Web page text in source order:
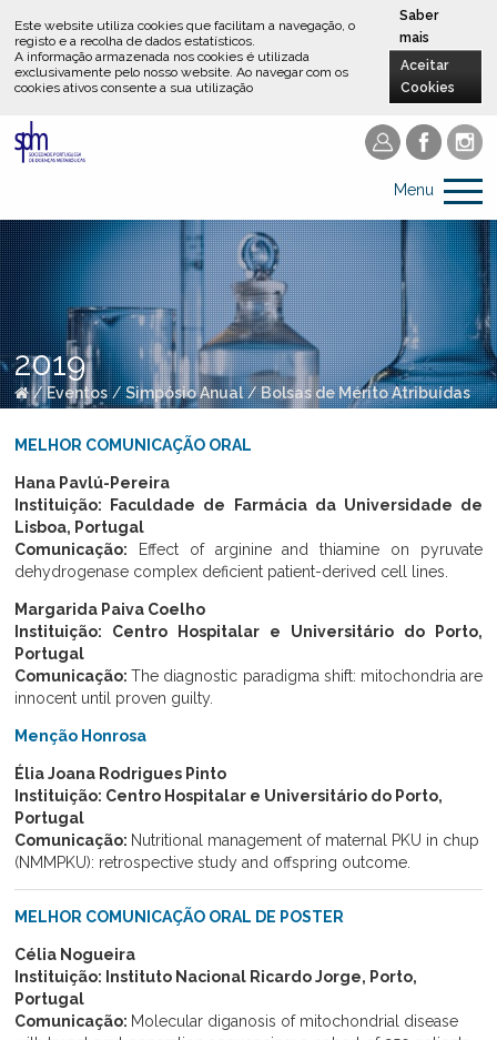
Este website utiliza cookies que facilitam a navegação, o
registo e a recolha de dados estatísticos.
A informação armazenada nos cookies é utilizada
exclusivamente pelo nosso website.Ao navegar com os
cookies ativos consente a sua utilização
Saber
mais
Aceitar
Cookies
Menu
2019
/ Eventos / Simpósio Anual / Bolsas de Mérito Atribuídas
MELHOR COMUNICAÇÃO ORAL
Hana Pavlú-Pereira
Instituição: Faculdade de Farmácia da Universidade de
Lisboa, Portugal
Comunicação: Effect of arginine and thiamine on pyruvate
dehydrogenase complex deficient patient-derived cell lines.
Margarida Paiva Coelho
Instituição: Centro Hospitalar e Universitário do Porto,
Portugal
Comunicação:The diagnostic paradigma shift: mitochondria are
innocent until proven guilty.
Menção Honrosa
Élia Joana Rodrigues Pinto
Instituição: Centro Hospitalar e Universitário do Porto,
Portugal
Comunicação: Nutritional management of maternal PKU in chup
(NMMPKU): retrospective study and offspring outcome.
MELHOR COMUNICAÇÃO ORAL DE POSTER
Célia Nogueira
Instituição: Instituto Nacional Ricardo Jorge, Porto,
Portugal
Comunicação: Molecular diganosis of mitochondrial disease